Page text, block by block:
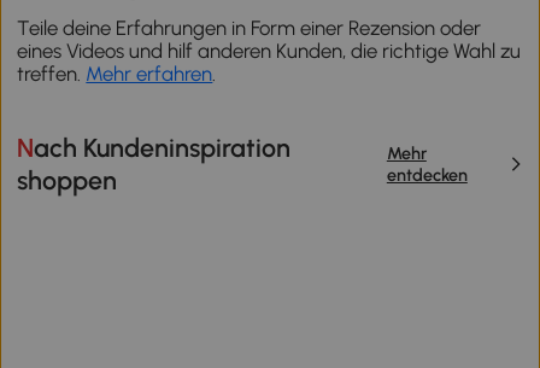
Teile deine Erfahrungen in Form einer Rezension oder
eines Videos und hilf anderen Kunden, die richtige Wahl zu
treffen. Mehr erfahren.
Nach Kundeninspiration
shoppen
Mehr
entdecken